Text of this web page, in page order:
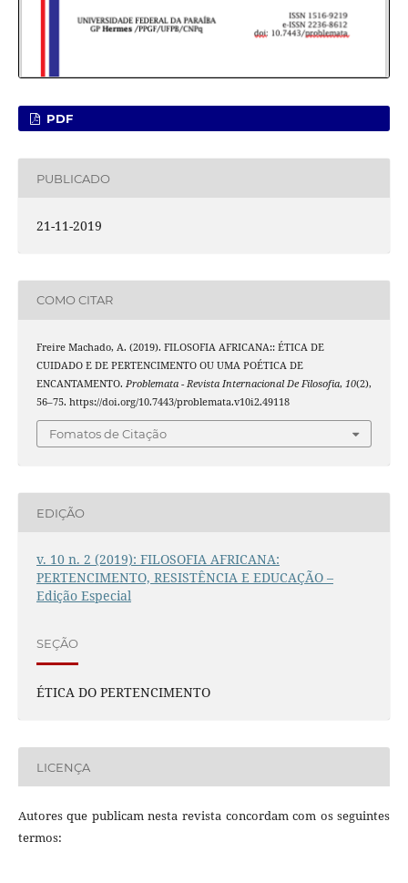
PDF
PUBLICADO
21-11-2019
COMO CITAR
Freire Machado, A. (2019). FILOSOFIA AFRICANA:: ÉTICA DE
CUIDADO E DE PERTENCIMENTO OU UMA POÉTICA DE
ENCANTAMENTO. Problemata - Revista Internacional De Filosofia, 10(2),
56–75. https://doi.org/10.7443/problemata.v10i2.49118
Fomatos de Citação
EDIÇÃO
v. 10 n. 2 (2019): FILOSOFIA AFRICANA:
PERTENCIMENTO, RESISTÊNCIA E EDUCAÇÃO –
Edição Especial
SEÇÃO
ÉTICA DO PERTENCIMENTO
LICENÇA
Autores que publicam nesta revista concordam com os seguintes
termos: